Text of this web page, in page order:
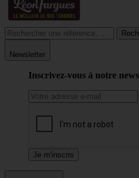
Newsletter
Inscrivez-vous à notre